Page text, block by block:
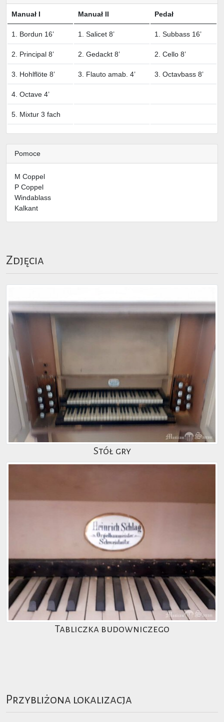
Manuał I Manuał II Pedał
1. Bordun 16’ 1. Salicet 8’ 1. Subbass 16’
2. Principal 8’ 2. Gedackt 8’ 2. Cello 8’
3. Hohlflöte 8’ 3. Flauto amab. 4’ 3. Octavbass 8’
4. Octave 4’
5. Mixtur 3 fach
Pomoce
M Coppel
P Coppel
Windablass
Kalkant
Zdjęcia
Stół gry
Tabliczka budowniczego
Przybliżona lokalizacja